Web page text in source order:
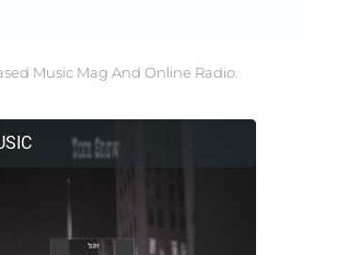
Music Mag And Online Radio.